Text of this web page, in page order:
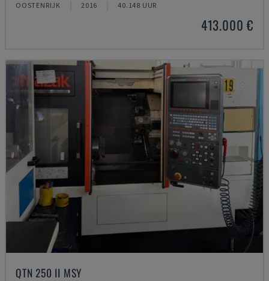
OOSTENRIJK 2016 40.148 UUR
413.000 €
QTN 250 II MSY